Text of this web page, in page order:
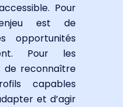
Pour
est de
opportunités
Pour les
de reconnaître
capables
et d’agir